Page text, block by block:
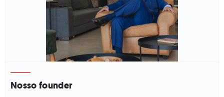
Nosso founder